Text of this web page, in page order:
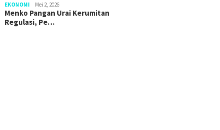
EKONOMI Mei 2, 2026
Menko Pangan Urai Kerumitan
Regulasi, Pe…